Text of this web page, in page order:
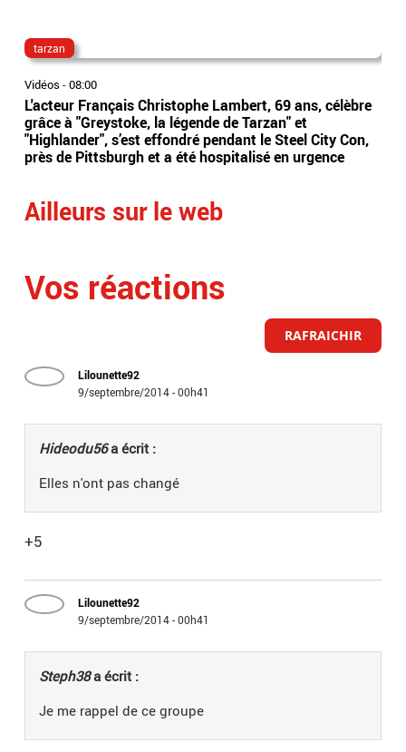
tarzan
Vidéos -08:00
L'acteur Français Christophe Lambert, 69 ans, célèbre
grâce à "Greystoke, la légende de Tarzan" et
"Highlander", s’est effondré pendant le Steel City Con,
près de Pittsburgh et a été hospitalisé en urgence
Ailleurs sur le web
Vos réactions
RAFRAICHIR
Lilounette92
9/septembre/2014 - 00h41
Hideodu56a écrit :
Elles n'ont pas changé
+5
Lilounette92
9/septembre/2014 - 00h41
Steph38a écrit :
Je me rappel de ce groupe